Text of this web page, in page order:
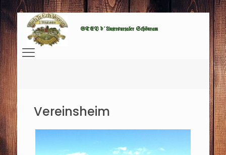
GTEV d´Untersurtaler Schönram
Vereinsheim